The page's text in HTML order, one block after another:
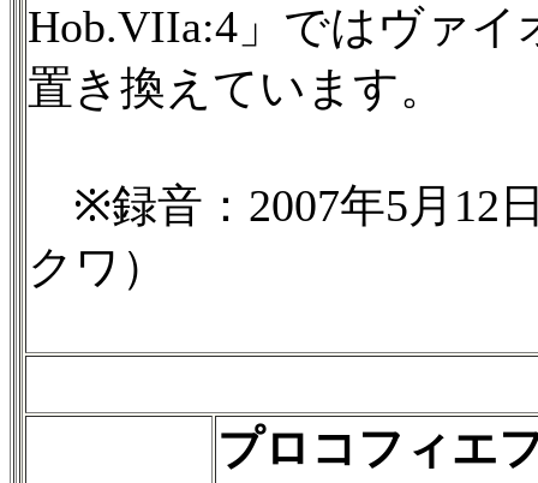
Hob.VIIa:4」ではヴァ
置き換えています。
※録音：2007年5月12
クワ）
プロコフィエ